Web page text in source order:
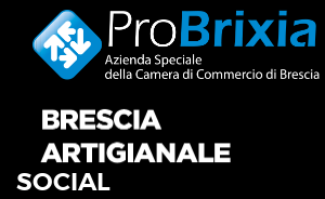
CONTATTI
ACQUISTA BIGLIETTO
SOCIAL